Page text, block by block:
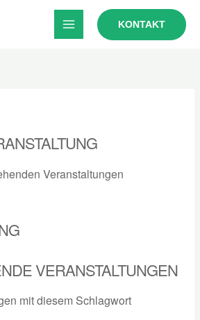
KONTAKT
Veranstaltungen
VERANSTALTUNGEN
mit diesem Schlagwort